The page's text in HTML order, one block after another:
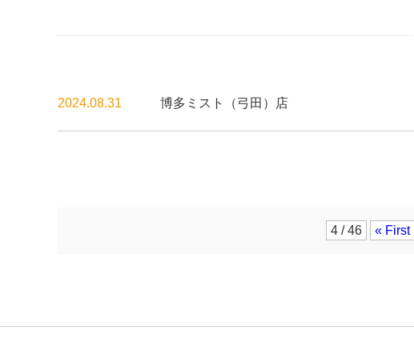
2024.08.31 博多ミスト（弓田）店
4 / 46 « First